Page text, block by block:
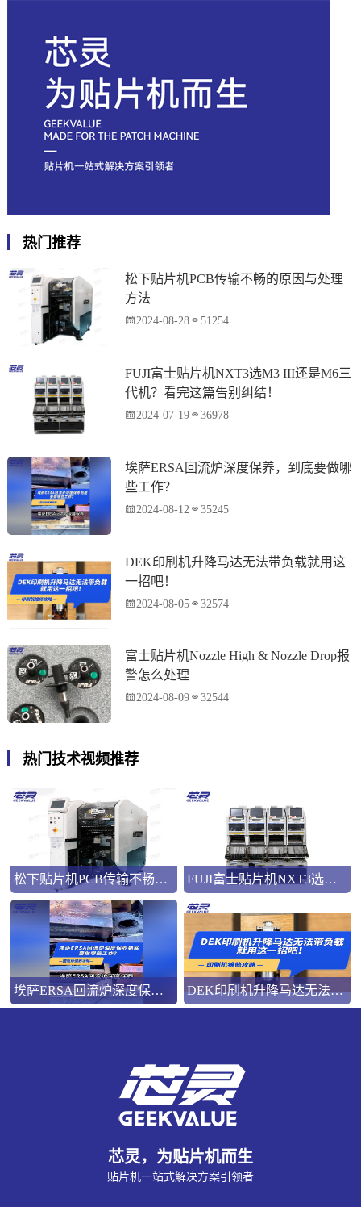
热门推荐
松下贴片机PCB传输不畅的原因与处理
方法
2024-08-28 51254
FUJI富士贴片机NXT3选M3 III还是M6三
代机？看完这篇告别纠结！
2024-07-19 36978
埃萨ERSA回流炉深度保养，到底要做哪
些工作？
2024-08-12 35245
DEK印刷机升降马达无法带负载就用这
一招吧！
2024-08-05 32574
富士贴片机Nozzle High & Nozzle Drop报
警怎么处理
2024-08-09 32544
热门技术视频推荐
松下贴片机PCB传输不畅的原因与处理方法 FUJI富士贴片机NXT3选M3 III还是M6三代机？看完这篇告别纠结！
埃萨ERSA回流炉深度保养，到底要做哪些工作？ DEK印刷机升降马达无法带负载就用这一招吧！
芯灵，为贴片机而生
贴片机一站式解决方案引领者